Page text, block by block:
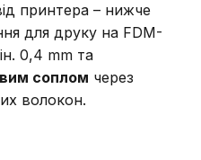
принтера – нижче
для друку на FDM-
0,4 mm та
соплом через
волокон.